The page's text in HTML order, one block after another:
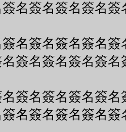
名簽名簽名簽名簽
名簽名簽名簽名
簽名簽名簽名簽名
簽名簽名簽名簽
名簽名簽名簽名簽